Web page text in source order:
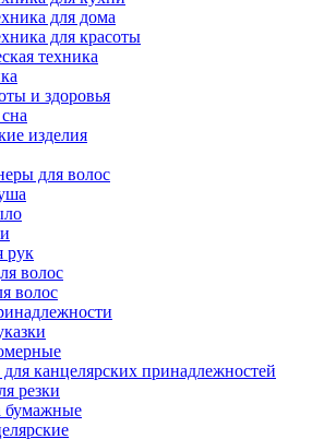
для дома
для красоты
техника
и здоровья
изделия
для волос
рук
волос
волос
канцелярских принадлежностей
резки
бумажные